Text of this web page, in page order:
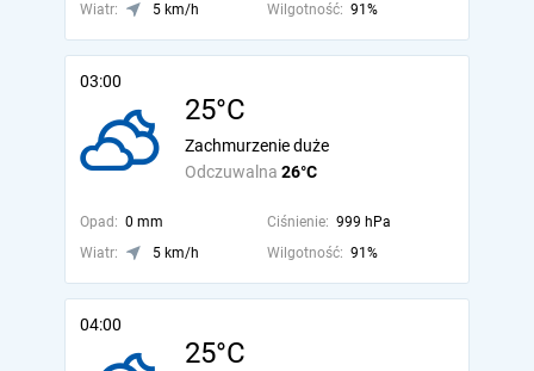
Wiatr:
5 km/h Wilgotność: 91%
03:00
25°C
Odczuwalna 26°C
Zachmurzenie duże
Opad: 0 mm Ciśnienie: 999 hPa
Wiatr:
5 km/h Wilgotność: 91%
04:00
25°C